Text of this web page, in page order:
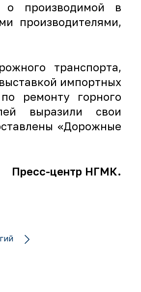
о производимой в
производителями,
транспорта,
импортных
ремонту горного
выразили свои
«Дорожные
Пресс-центр НГМК.